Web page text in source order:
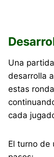
Una
desarrolla
estas
cada
El turno de